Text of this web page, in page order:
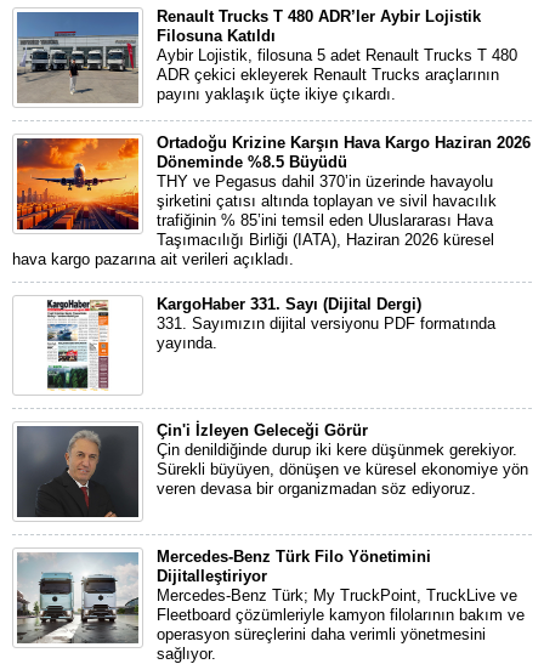
Renault Trucks T 480 ADR’ler Aybir Lojistik
Filosuna Katıldı
Aybir Lojistik, filosuna 5 adet Renault Trucks T 480
ADR çekici ekleyerek Renault Trucks araçlarının
payını yaklaşık üçte ikiye çıkardı.
Ortadoğu Krizine Karşın Hava Kargo Haziran 2026
Döneminde %8.5 Büyüdü
THY ve Pegasus dahil 370’in üzerinde havayolu
şirketini çatısı altında toplayan ve sivil havacılık
trafiğinin % 85’ini temsil eden Uluslararası Hava
Taşımacılığı Birliği (IATA), Haziran 2026 küresel
hava kargo pazarına ait verileri açıkladı.
KargoHaber 331. Sayı (Dijital Dergi)
331. Sayımızın dijital versiyonu PDF formatında
yayında.
Çin'i İzleyen Geleceği Görür
Çin denildiğinde durup iki kere düşünmek gerekiyor.
Sürekli büyüyen, dönüşen ve küresel ekonomiye yön
veren devasa bir organizmadan söz ediyoruz.
Mercedes-Benz Türk Filo Yönetimini
Dijitalleştiriyor
Mercedes-Benz Türk; My TruckPoint, TruckLive ve
Fleetboard çözümleriyle kamyon filolarının bakım ve
operasyon süreçlerini daha verimli yönetmesini
sağlıyor.